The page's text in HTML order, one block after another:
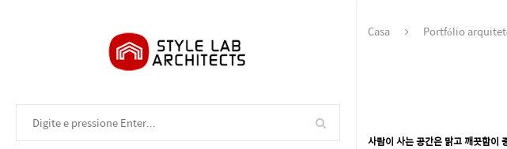
Casa Portfólio
사람이 사는 공간은 맑고 깨끗함이